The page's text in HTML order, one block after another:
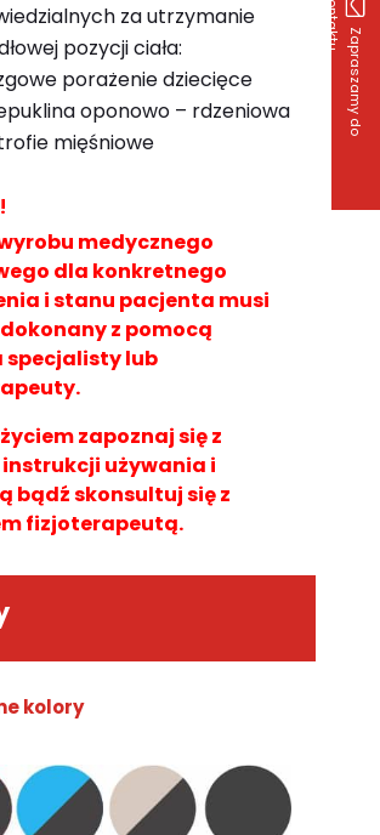
Z
a
p
r
a
s
z
a
m
y
d
o
k
o
n
t
a
k
t
u
za utrzymanie
pozycji ciała:
porażenie dziecięce
oponowo – rdzeniowa
mięśniowe
medycznego
dla konkretnego
i stanu pacjenta musi
z pomocą
specjalisty lub
zapoznaj się z
używania i
bądź skonsultuj się z
fizjoterapeutą.
kolory